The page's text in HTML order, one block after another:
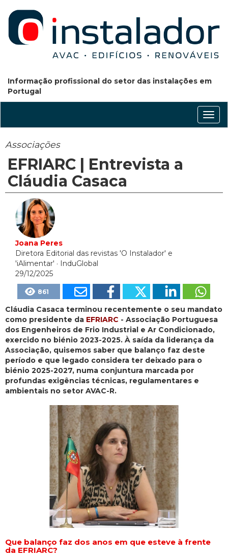
Informação profissional do setor das instalações em
Portugal
Associações
EFRIARC | Entrevista a
Cláudia Casaca
Joana Peres
Diretora Editorial das revistas 'O Instalador' e
'iAlimentar' · InduGlobal
29/12/2025
861
Cláudia Casaca terminou recentemente o seu mandato
como presidente da EFRIARC - Associação Portuguesa
dos Engenheiros de Frio Industrial e Ar Condicionado,
exercido no biénio 2023-2025. À saída da liderança da
Associação, quisemos saber que balanço faz deste
período e que legado considera ter deixado para o
biénio 2025-2027, numa conjuntura marcada por
profundas exigências técnicas, regulamentares e
ambientais no setor AVAC-R.
Que balanço faz dos anos em que esteve à frente
da EFRIARC?